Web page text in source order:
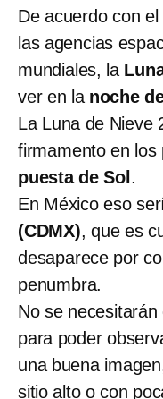
De acuerdo con
las agencias
mundiales, la
ver en la noche
La Luna de Nieve
firmamento en
puesta de Sol.
En México eso
(CDMX), que es
desaparece por
penumbra.
No se
para poder
una buena
sitio alto o con